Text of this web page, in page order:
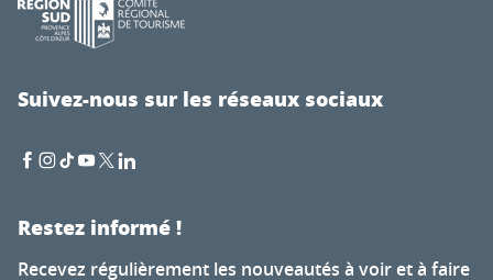
Suivez-nous sur les réseaux sociaux
Restez informé !
Recevez régulièrement les nouveautés à voir et à faire